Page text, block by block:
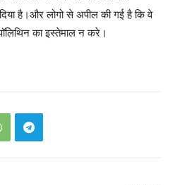
है।और लोगो से अपील की गई है कि वे
का इस्तेमाल न करे।